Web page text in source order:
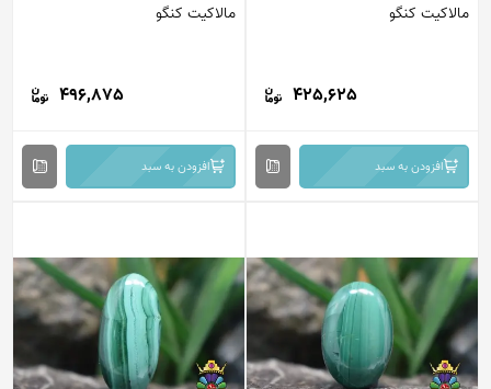
مالاکیت کنگو
425,625
افزودن به سبد
مالاکیت کنگو
496,875
افزودن به سبد